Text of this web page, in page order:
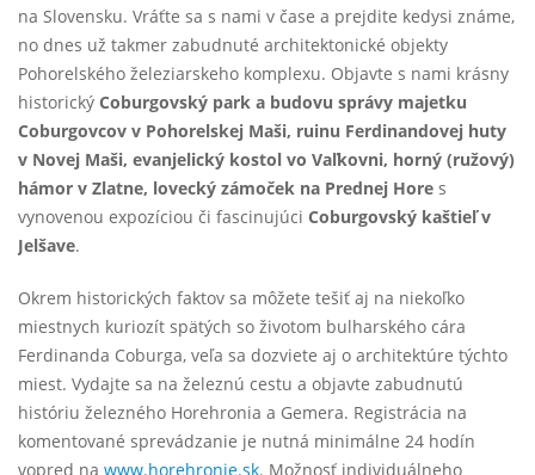
na Slovensku. Vráťte sa s nami v čase a prejdite kedysi známe,
no dnes už takmer zabudnuté architektonické objekty
Pohorelského železiarskeho komplexu. Objavte s nami krásny
historický Coburgovský park a budovu správy majetku
Coburgovcov v Pohorelskej Maši, ruinu Ferdinandovej huty
v Novej Maši, evanjelický kostol vo Vaľkovni, horný (ružový)
hámor v Zlatne, lovecký zámoček na Prednej Hore s
vynovenou expozíciou či fascinujúci Coburgovský kaštieľ v
Jelšave.
Okrem historických faktov sa môžete tešiť aj na niekoľko
miestnych kuriozít spätých so životom bulharského cára
Ferdinanda Coburga, veľa sa dozviete aj o architektúre týchto
miest. Vydajte sa na železnú cestu a objavte zabudnutú
históriu železného Horehronia a Gemera. Registrácia na
komentované sprevádzanie je nutná minimálne 24 hodín
vopred na www.horehronie.sk. Možnosť individuálneho